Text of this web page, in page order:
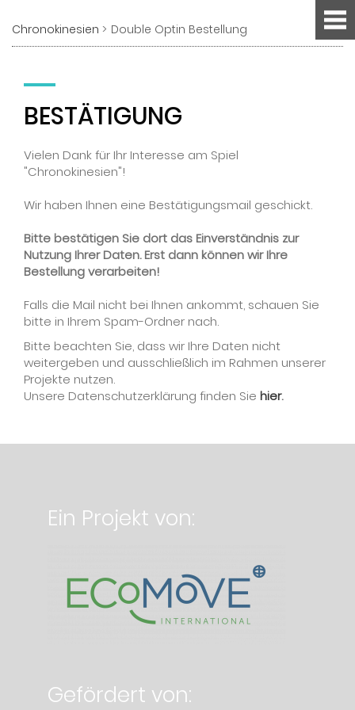
Chronokinesien Double Optin Bestellung
BESTÄTIGUNG
Vielen Dank für Ihr Interesse am Spiel
"Chronokinesien"!
Wir haben Ihnen eine Bestätigungsmail geschickt.
Bitte bestätigen Sie dort das Einverständnis zur
Nutzung Ihrer Daten. Erst dann können wir Ihre
Bestellung verarbeiten!
Falls die Mail nicht bei Ihnen ankommt, schauen Sie
bitte in Ihrem Spam-Ordner nach.
Bitte beachten Sie, dass wir Ihre Daten nicht
weitergeben und ausschließlich im Rahmen unserer
Projekte nutzen.
Unsere Datenschutzerklärung finden Sie hier.
Ein Projekt von:
Gefördert von: